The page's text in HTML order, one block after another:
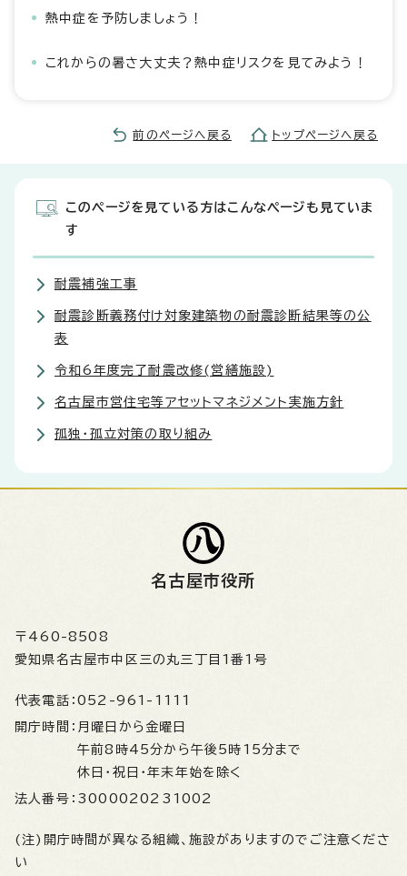
熱中症を予防しましょう！
これからの暑さ大丈夫？熱中症リスクを見てみよう！
前のページへ戻る トップページへ戻る
このページを見ている方はこんなページも見ていま
す
耐震補強工事
耐震診断義務付け対象建築物の耐震診断結果等の公
表
令和6年度完了耐震改修(営繕施設)
名古屋市営住宅等アセットマネジメント実施方針
孤独・孤立対策の取り組み
名古屋市役所
〒460-8508
愛知県名古屋市中区三の丸三丁目1番1号
代表電話： 052-961-1111
開庁時間： 月曜日から金曜日
午前8時45分から午後5時15分まで
休日・祝日・年末年始を除く
法人番号： 3000020231002
(注)開庁時間が異なる組織、施設がありますのでご注意くださ
い